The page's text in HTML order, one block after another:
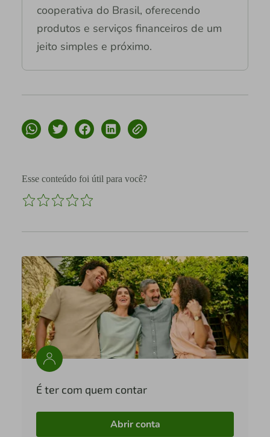
cooperativa do Brasil, oferecendo
produtos e serviços financeiros de um
jeito simples e próximo.
Esse conteúdo foi útil para você?
É ter com quem contar
Abrir conta